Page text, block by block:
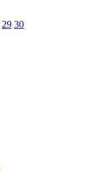
29 30